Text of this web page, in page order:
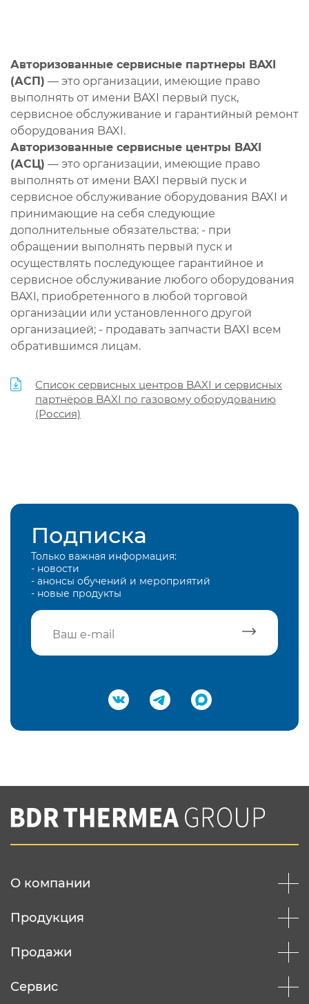
Авторизованные сервисные партнеры BAXI
(АСП) — это организации, имеющие право
выполнять от имени BAXI первый пуск,
сервисное обслуживание и гарантийный ремонт
оборудования BAXI.
Авторизованные сервисные центры BAXI
(АСЦ) — это организации, имеющие право
выполнять от имени BAXI первый пуск и
сервисное обслуживание оборудования BAXI и
принимающие на себя следующие
дополнительные обязательства: - при
обращении выполнять первый пуск и
осуществлять последующее гарантийное и
сервисное обслуживание любого оборудования
BAXI, приобретенного в любой торговой
организации или установленного другой
организацией; - продавать запчасти BAXI всем
обратившимся лицам.
Список сервисных центров BAXI и сервисных
партнёров BAXI по газовому оборудованию
(Россия)
Подписка
Только важная информация:
- новости
- анонсы обучений и мероприятий
- новые продукты
Подтвердить e-mail
Вы соглашаетесь с нашей политикой
конфеденциальности
О компании
Продукция
Продажи
Сервис